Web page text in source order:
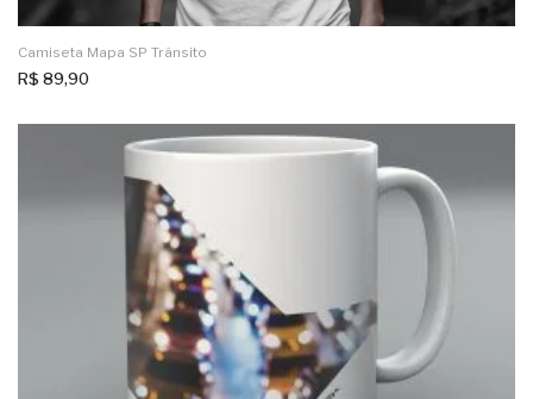
Camiseta Mapa SP Trânsito
R$ 89,90